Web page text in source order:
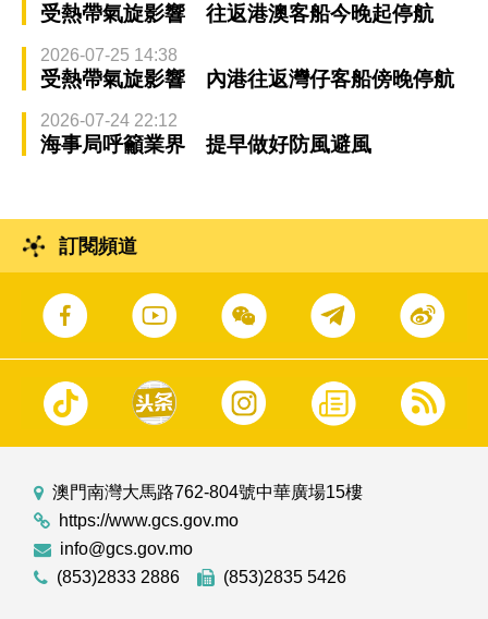
受熱帶氣旋影響 往返港澳客船今晚起停航
2026-07-25 14:38
受熱帶氣旋影響 內港往返灣仔客船傍晚停航
2026-07-24 22:12
海事局呼籲業界 提早做好防風避風
訂閱頻道
澳門南灣大馬路762-804號中華廣場15樓
https://www.gcs.gov.mo
info@gcs.gov.mo
(853)2833 2886
(853)2835 5426